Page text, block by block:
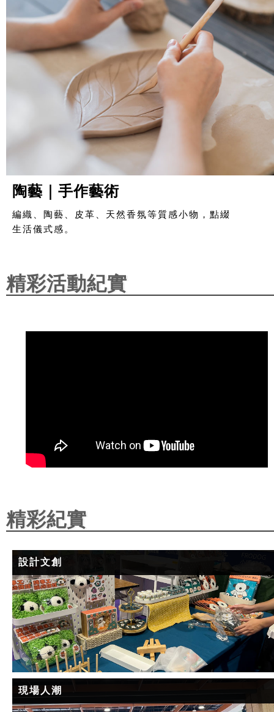
陶藝｜手作藝術
編織、陶藝、皮革、天然香氛等質感小物，點綴
生活儀式感。
精彩活動紀實
精彩紀實
設計文創
現場人潮